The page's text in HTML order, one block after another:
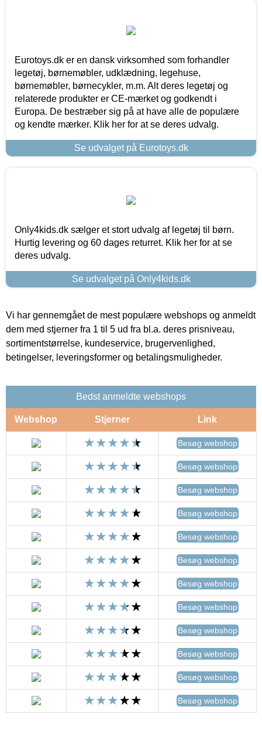
Eurotoys.dk er en dansk virksomhed som forhandler
legetøj, børnemøbler, udklædning, legehuse,
børnemøbler, børnecykler, m.m. Alt deres legetøj og
relaterede produkter er CE-mærket og godkendt i
Europa. De bestræber sig på at have alle de populære
og kendte mærker. Klik her for at se deres udvalg.
Se udvalget på Eurotoys.dk
Only4kids.dk sælger et stort udvalg af legetøj til børn.
Hurtig levering og 60 dages returret. Klik her for at se
deres udvalg.
Se udvalget på Only4kids.dk
Vi har gennemgået de mest populære webshops og anmeldt
dem med stjerner fra 1 til 5 ud fra bl.a. deres prisniveau,
sortimentstørrelse, kundeservice, brugervenlighed,
betingelser, leveringsformer og betalingsmuligheder.
Bedst anmeldte webshops
Webshop Stjerner Link
Besøg webshop
Besøg webshop
Besøg webshop
Besøg webshop
Besøg webshop
Besøg webshop
Besøg webshop
Besøg webshop
Besøg webshop
Besøg webshop
Besøg webshop
Besøg webshop